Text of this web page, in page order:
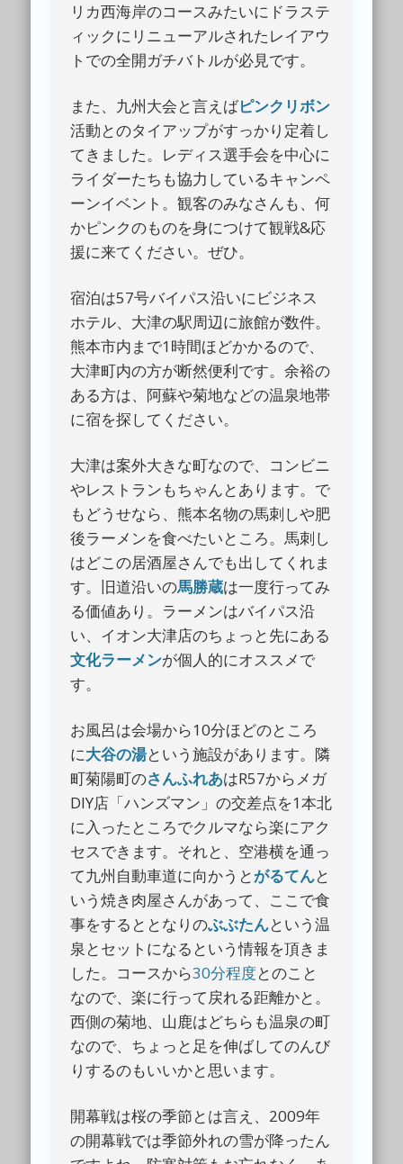
リカ西海岸のコースみたいにドラステ
ィックにリニューアルされたレイアウ
トでの全開ガチバトルが必見です。
また、九州大会と言えばピンクリボン
活動とのタイアップがすっかり定着し
てきました。レディス選手会を中心に
ライダーたちも協力しているキャンペ
ーンイベント。観客のみなさんも、何
かピンクのものを身につけて観戦&応
援に来てください。ぜひ。
宿泊は57号バイパス沿いにビジネス
ホテル、大津の駅周辺に旅館が数件。
熊本市内まで1時間ほどかかるので、
大津町内の方が断然便利です。余裕の
ある方は、阿蘇や菊地などの温泉地帯
に宿を探してください。
大津は案外大きな町なので、コンビニ
やレストランもちゃんとあります。で
もどうせなら、熊本名物の馬刺しや肥
後ラーメンを食べたいところ。馬刺し
はどこの居酒屋さんでも出してくれま
す。旧道沿いの馬勝蔵は一度行ってみ
る価値あり。ラーメンはバイパス沿
い、イオン大津店のちょっと先にある
文化ラーメンが個人的にオススメで
す。
お風呂は会場から10分ほどのところ
に大谷の湯という施設があります。隣
町菊陽町のさんふれあはR57からメガ
DIY店「ハンズマン」の交差点を1本北
に入ったところでクルマなら楽にアク
セスできます。それと、空港横を通っ
て九州自動車道に向かうとがるてんと
いう焼き肉屋さんがあって、ここで食
事をするととなりのぶぶたんという温
泉とセットになるという情報を頂きま
した。コースから30分程度とのこと
なので、楽に行って戻れる距離かと。
西側の菊地、山鹿はどちらも温泉の町
なので、ちょっと足を伸ばしてのんび
りするのもいいかと思います。
開幕戦は桜の季節とは言え、2009年
の開幕戦では季節外れの雪が降ったん